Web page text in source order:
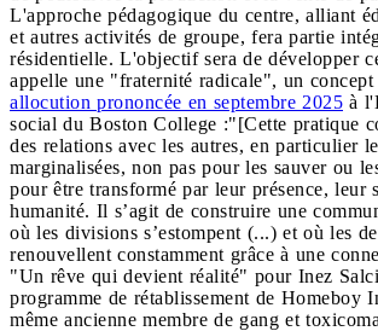
L'approche pédagogique du centre, alliant
et autres activités de groupe, fera partie
résidentielle. L'objectif sera de développer
appelle une "fraternité radicale", un
allocution prononcée en septembre 2025 à
social du Boston College :"[Cette pratique
des relations avec les autres, en particulier
marginalisées, non pas pour les sauver ou
pour être transformé par leur présence, leur
humanité. Il s’agit de construire une
où les divisions s’estompent (...) et où les
renouvellent constamment grâce à une
"Un rêve qui devient réalité" pour Inez
programme de rétablissement de Homeboy
même ancienne membre de gang et